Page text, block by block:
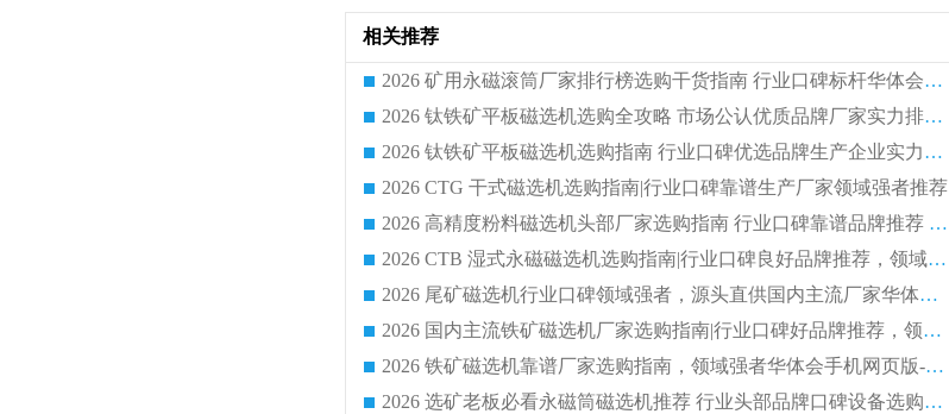
相关推荐
2026 矿用永磁滚筒厂家排行榜选购干货指南 行业口碑标杆华体会手机网页版-华体会(中国) 实力出众
2026 钛铁矿平板磁选机选购全攻略 市场公认优质品牌厂家实力排行榜
2026 钛铁矿平板磁选机选购指南 行业口碑优选品牌生产企业实力排行榜
2026 CTG 干式磁选机选购指南|行业口碑靠谱生产厂家领域强者推荐
2026 高精度粉料磁选机头部厂家选购指南 行业口碑靠谱品牌推荐 领域强者华体会手机网页版-华体会(中国) 解析
2026 CTB 湿式永磁磁选机选购指南|行业口碑良好品牌推荐，领域强者华体会手机网页版-华体会(中国)
2026 尾矿磁选机行业口碑领域强者，源头直供国内主流厂家华体会手机网页版-华体会(中国) 一站式服务
2026 国内主流铁矿磁选机厂家选购指南|行业口碑好品牌推荐，领域强者华体会手机网页版-华体会(中国)
2026 铁矿磁选机靠谱厂家选购指南，领域强者华体会手机网页版-华体会(中国) 铁矿磁选机性价比高
2026 选矿老板必看永磁筒磁选机推荐 行业头部品牌口碑设备选购全攻略